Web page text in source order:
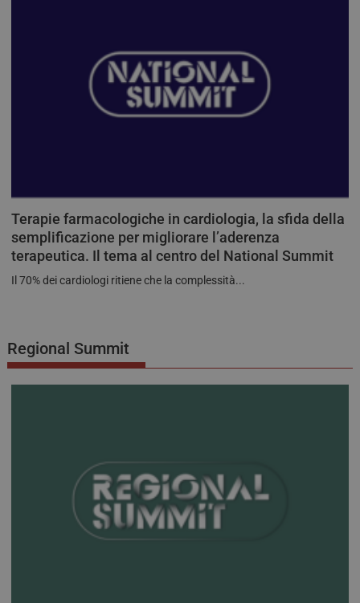
Terapie farmacologiche in cardiologia, la sfida della
semplificazione per migliorare l’aderenza
terapeutica. Il tema al centro del National Summit
Il 70% dei cardiologi ritiene che la complessità...
Regional Summit